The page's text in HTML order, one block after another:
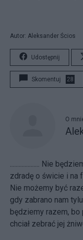
Autor: Aleksander Ścios
Udostępnij
Skomentuj 28
O
.................... Nie
zdradę o świcie i na
Nie możemy być
gdy zabrano nam
będziemy razem, bo
chciał zebrać jej żniwo.